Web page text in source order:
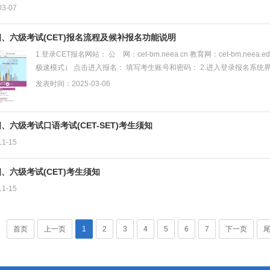
07
六级考试(CET)报名流程及候补报名功能说明
1.登录CET报名网站： 公 网：cet-bm.neea.cn 教育网：cet-
极速模式） 点击进入报名： 填写考生账号和密码： 2.进入登录报名系统
格审核界面，输...
发表时间：2025-03-06
六级考试口语考试(CET-SET)考生须知
15
六级考试(CET)考生须知
15
首页 上一页 1 2 3 4 5 6 7 下一页